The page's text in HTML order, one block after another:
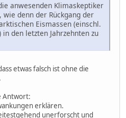
anwesenden Klimaskeptiker
denn der Rückgang der
Eismassen (einschl.
den letzten Jahrzehnten zu
etwas falsch ist ohne die
Antwort:
erklären.
unerforscht und